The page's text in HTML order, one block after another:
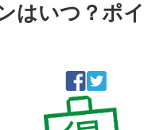
はいつ？ポイ